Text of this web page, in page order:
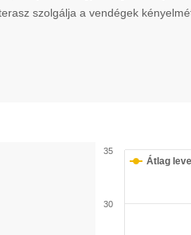
szolgálja a vendégek
Átlag
30
35